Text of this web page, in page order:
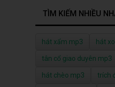
TÌM KIẾM NHIỀU
hát xẩm mp3 hát
tân cổ giao duyên mp3
hát chèo mp3 trích